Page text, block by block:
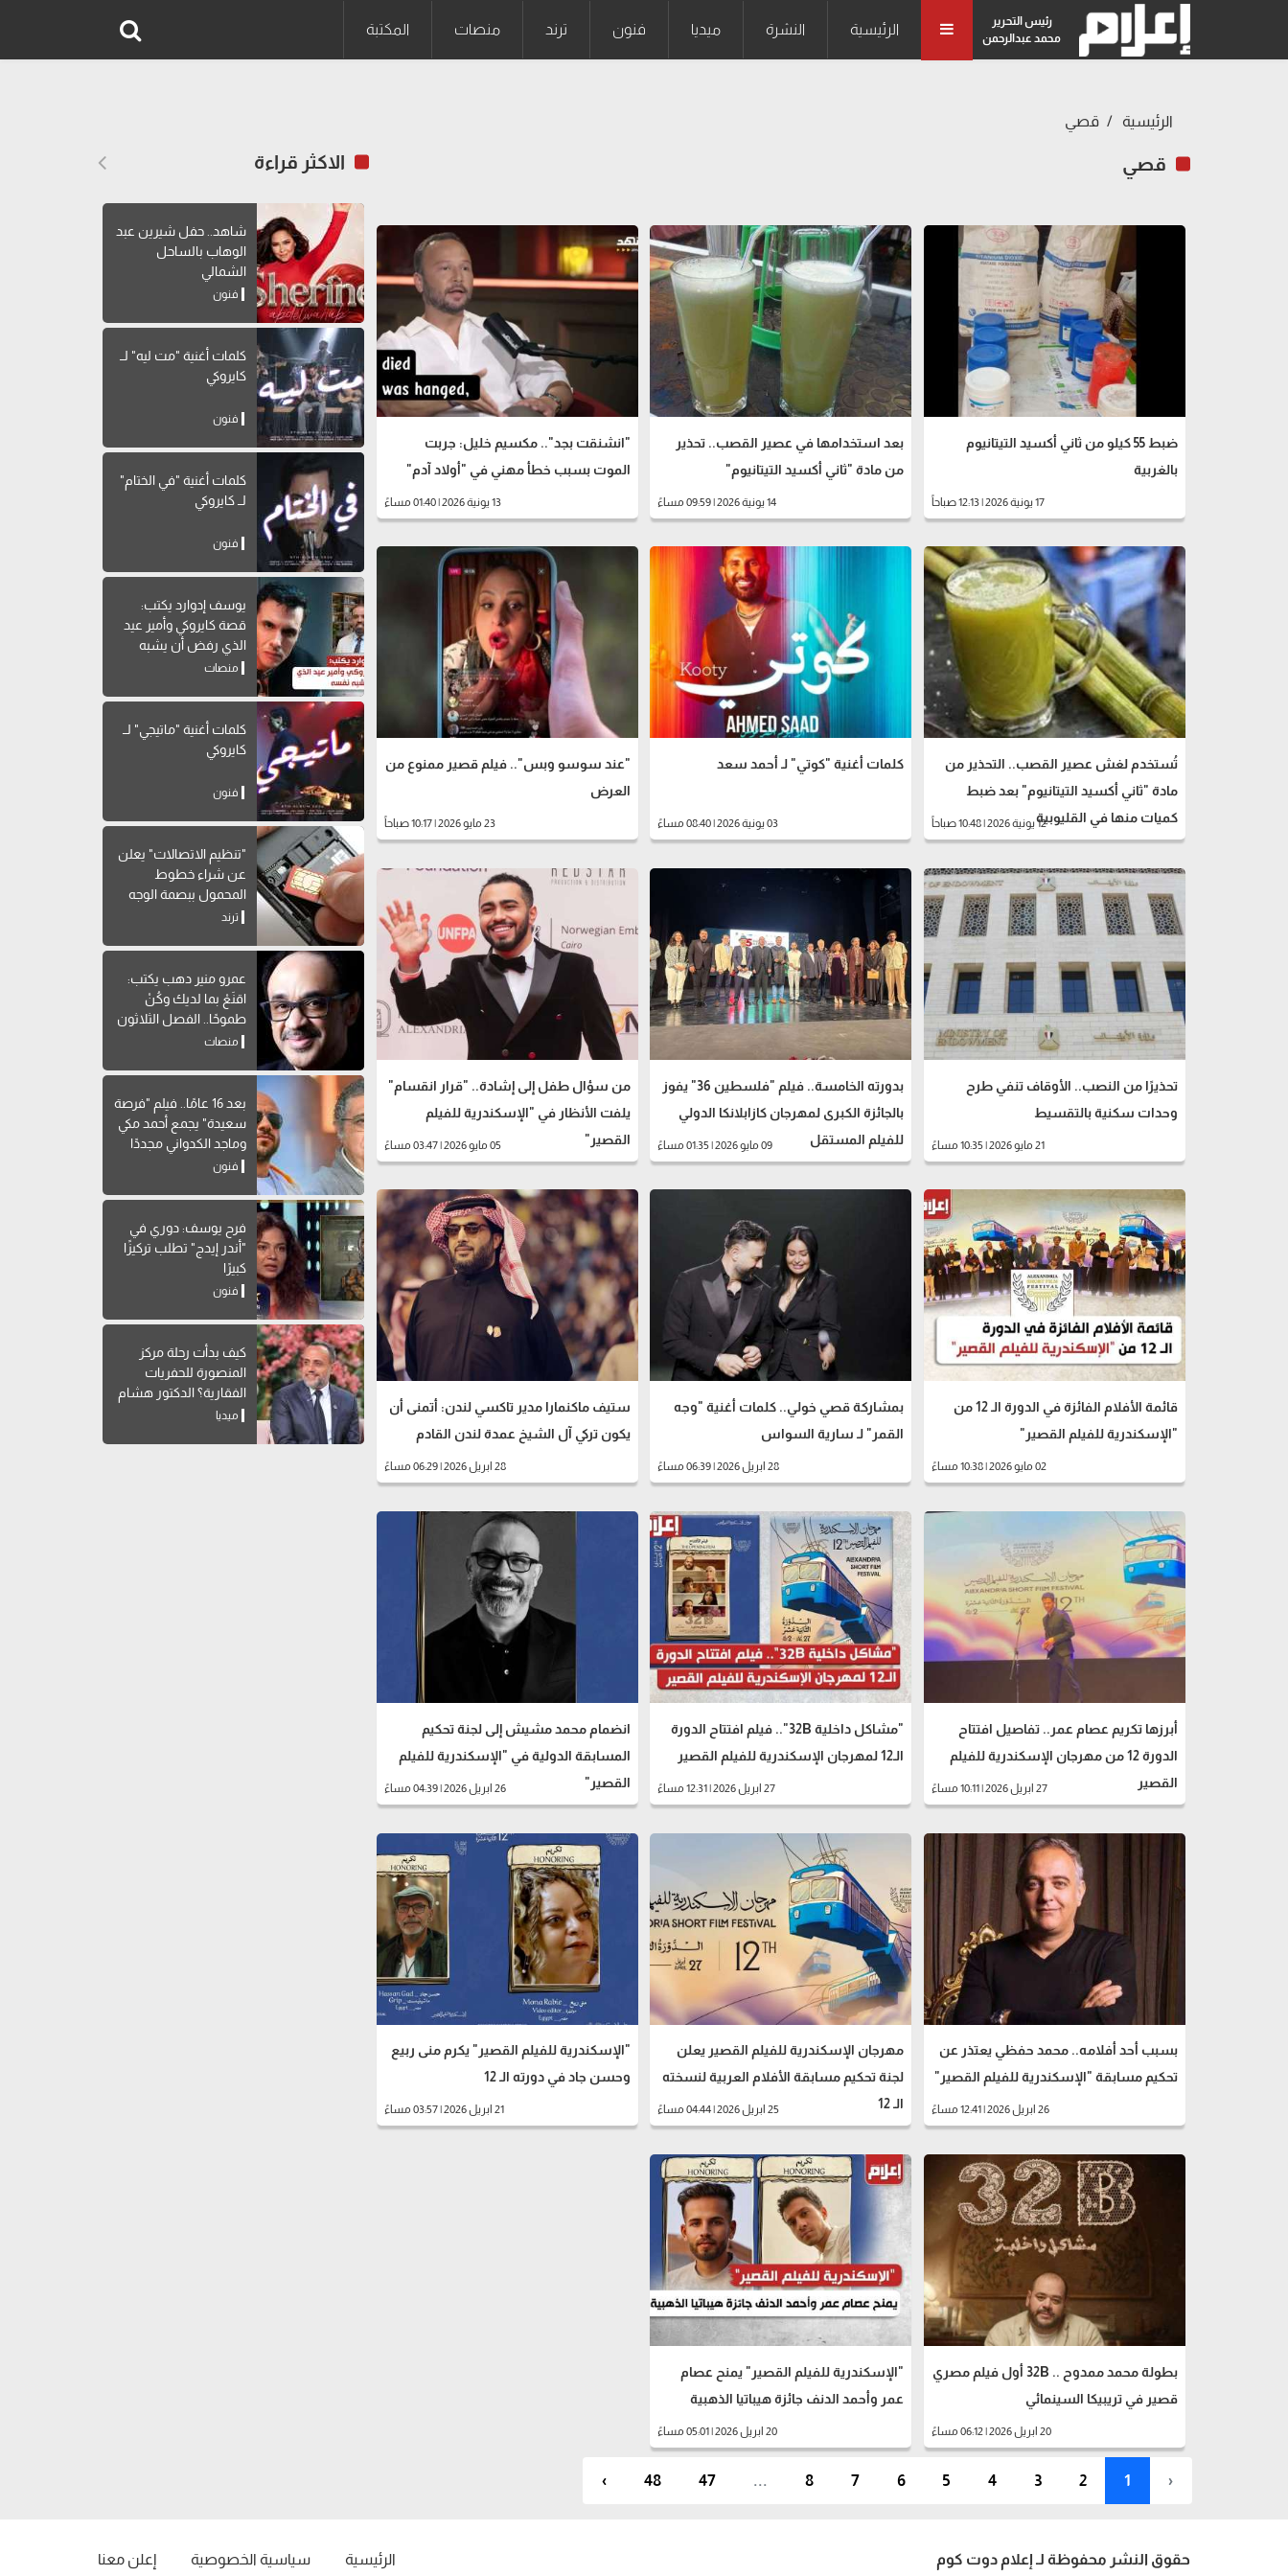
رئيس التحرير
محمد عبدالرحمن
الرئيسية النشرة ميديا فنون ترند منصات المكتبة
الرئيسية قصي
قصي
ضبط 55 كيلو من ثاني أكسيد التيتانيوم
بالغربية
17 يونية 2026 | 12:13 صباحاً
بعد استخدامها في عصير القصب.. تحذير
من مادة "ثاني أكسيد التيتانيوم"
14 يونية 2026 | 09:59 مساءً
"انشنقت بجد".. مكسيم خليل: جربت
الموت بسبب خطأ مهني في "أولاد آدم"
13 يونية 2026 | 01:40 مساءً
تُستخدم لغش عصير القصب.. التحذير من
مادة "ثاني أكسيد التيتانيوم" بعد ضبط
كميات منها في القليوبية
12 يونية 2026 | 10:48 صباحاً
كلمات أغنية "كوتي" لـ أحمد سعد
03 يونية 2026 | 08:40 مساءً
"عند سوسو وبس".. فيلم قصير ممنوع من
العرض
23 مايو 2026 | 10:17 صباحاً
تحذيرًا من النصب.. الأوقاف تنفي طرح
وحدات سكنية بالتقسيط
21 مايو 2026 | 10:35 مساءً
بدورته الخامسة.. فيلم "فلسطين 36" يفوز
بالجائزة الكبرى لمهرجان كازابلانكا الدولي
للفيلم المستقل
09 مايو 2026 | 01:35 مساءً
من سؤال طفل إلى إشادة.. "قرار انقسام"
يلفت الأنظار في "الإسكندرية للفيلم
القصير"
05 مايو 2026 | 03:47 مساءً
قائمة الأفلام الفائزة في الدورة الـ 12 من
"الإسكندرية للفيلم القصير"
02 مايو 2026 | 10:38 مساءً
بمشاركة قصي خولي.. كلمات أغنية "وجه
القمر" لـ سارية السواس
28 ابريل 2026 | 06:39 مساءً
ستيف ماكنمارا مدير تاكسي لندن: أتمنى أن
يكون تركي آل الشيخ عمدة لندن القادم
28 ابريل 2026 | 06:29 مساءً
أبرزها تكريم عصام عمر.. تفاصيل افتتاح
الدورة 12 من مهرجان الإسكندرية للفيلم
القصير
27 ابريل 2026 | 10:11 مساءً
"مشاكل داخلية 32B".. فيلم افتتاح الدورة
الـ12 لمهرجان الإسكندرية للفيلم القصير
27 ابريل 2026 | 12:31 مساءً
انضمام محمد مشيش إلى لجنة تحكيم
المسابقة الدولية في "الإسكندرية للفيلم
القصير"
26 ابريل 2026 | 04:39 مساءً
بسبب أحد أفلامه.. محمد حفظي يعتذر عن
تحكيم مسابقة "الإسكندرية للفيلم القصير"
26 ابريل 2026 | 12:41 مساءً
مهرجان الإسكندرية للفيلم القصير يعلن
لجنة تحكيم مسابقة الأفلام العربية لنسخته
الـ 12
25 ابريل 2026 | 04:44 مساءً
"الإسكندرية للفيلم القصير" يكرم منى ربيع
وحسن جاد في دورته الـ 12
21 ابريل 2026 | 03:57 مساءً
بطولة محمد ممدوح .. 32B أول فيلم مصري
قصير في تريبيكا السينمائي
20 ابريل 2026 | 06:12 مساءً
"الإسكندرية للفيلم القصير" يمنح عصام
عمر وأحمد الدنف جائزة هيباتيا الذهبية
20 ابريل 2026 | 05:01 مساءً
‹
1
2
3
4
5
6
7
8
...
47
48
›
الاكثر قراءة
شاهد.. حفل شيرين عبد
الوهاب بالساحل
الشمالي
فنون
كلمات أغنية "مت ليه" لــ
كايروكي
فنون
كلمات أغنية "في الختام"
لــ كايروكي
فنون
يوسف إدوارد يكتب:
قصة كايروكي وأمير عيد
الذي رفض أن يشبه
نفسه
منصات
كلمات أغنية "ماتيجي" لــ
كايروكي
فنون
"تنظيم الاتصالات" يعلن
عن شراء خطوط
المحمول ببصمة الوجه
ترند
عمرو منير دهب يكتب:
اقنَعْ بما لديك وكُنْ
طموحًا.. الفصل الثلاثون
من كتاب "افعل ولا
منصات
بعد 16 عامًا.. فيلم "فرصة
سعيدة" يجمع أحمد مكي
وماجد الكدواني مجددًا
فنون
فرح يوسف: دوري في
"أندر إيدج" تطلب تركيزًا
كبيرًا
فنون
كيف بدأت رحلة مركز
المنصورة للحفريات
الفقارية؟ الدكتور هشام
سلام يوضح
ميديا
حقوق النشر محفوظة لـ إعلام دوت كوم الرئيسية سياسية الخصوصية إعلن معنا